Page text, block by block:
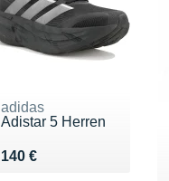
adidas
Adistar 5 Herren
140 €
Vendu 140 €